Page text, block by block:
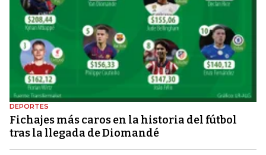
DEPORTES
Fichajes más caros en la historia del fútbol
tras la llegada de Diomandé